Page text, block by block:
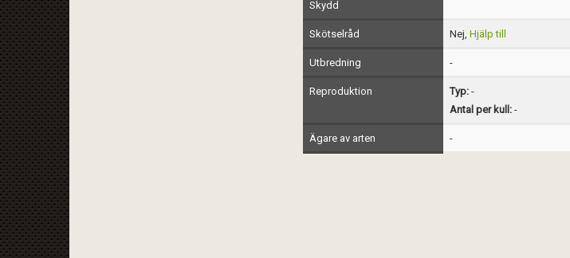
Skydd
Skötselråd Nej, Hjälp till
Utbredning -
Reproduktion Typ:-
Antal per kull:-
Ägare av arten -